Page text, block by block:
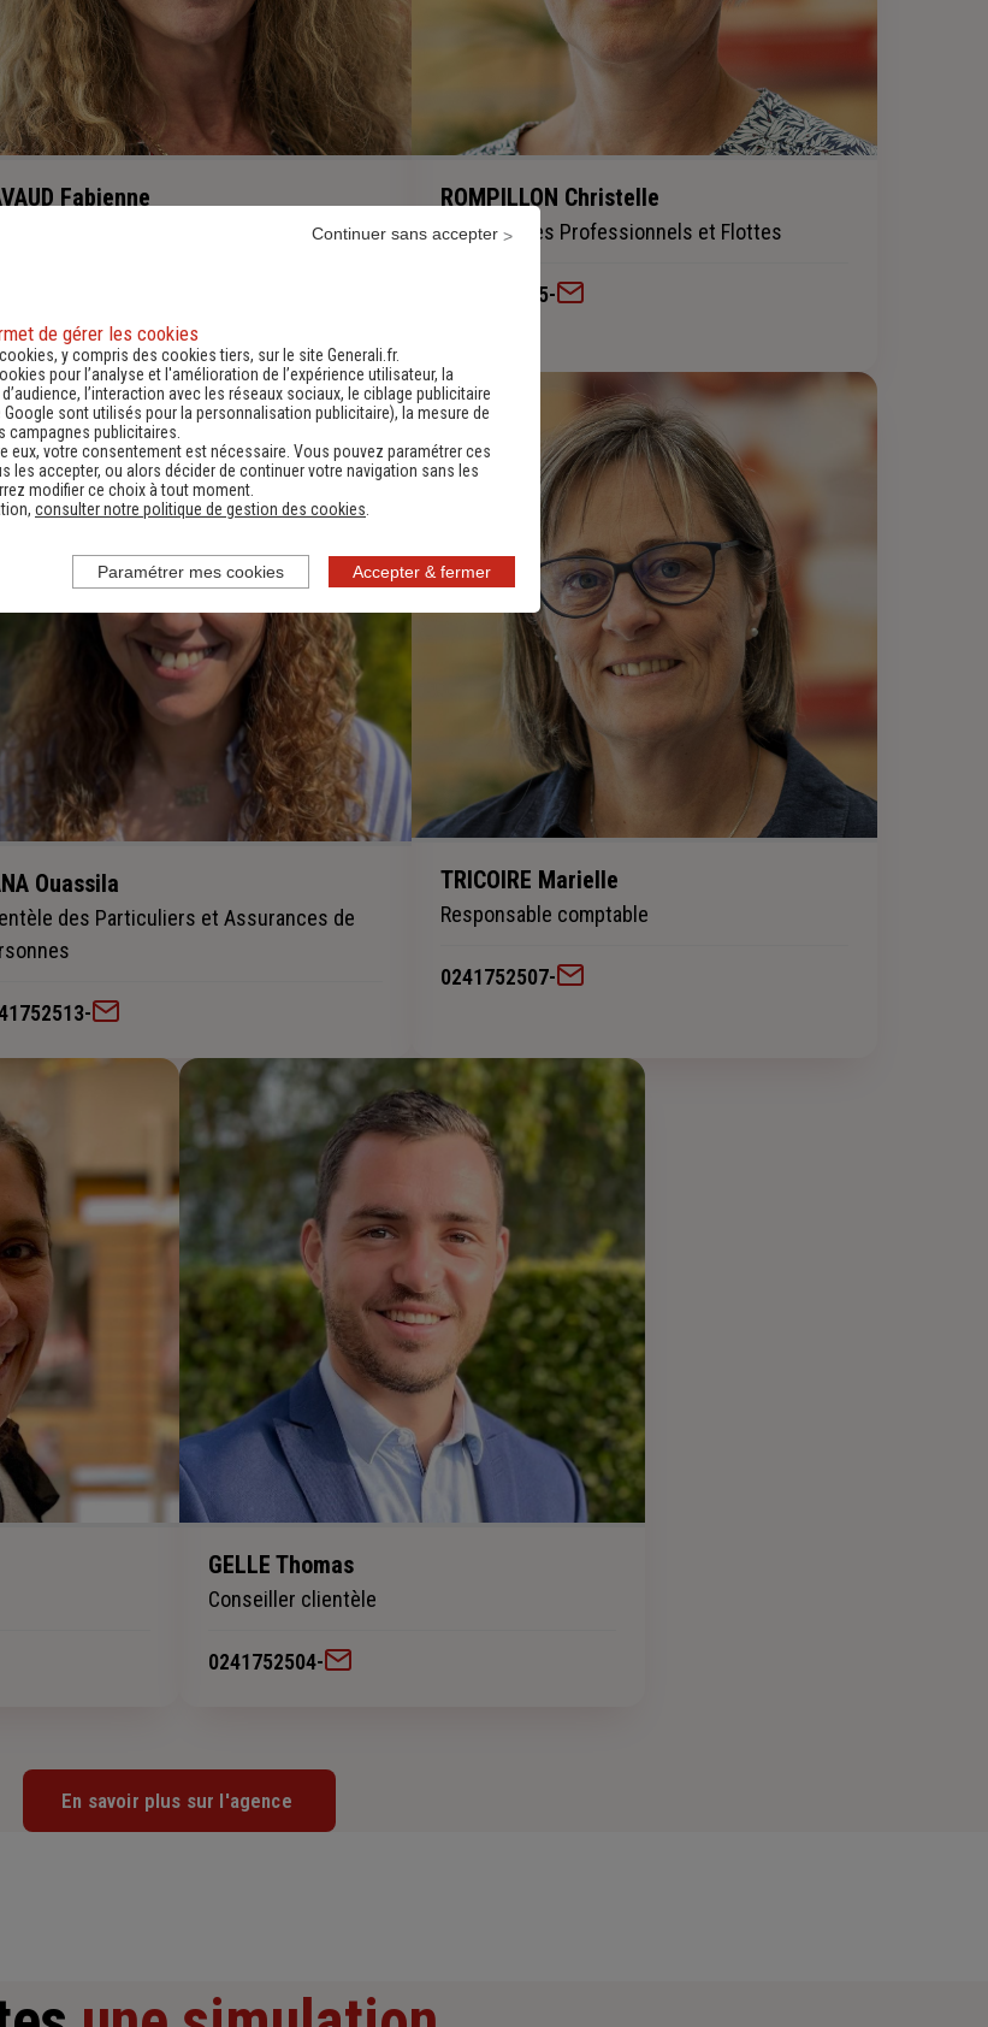
Fabienne
des Professionnels et Flottes
ROMPILLON Christelle
Clientèle des Professionnels et Flottes
0241752515-
Ouassila
des Particuliers et Assurances de
-
TRICOIRE Marielle
Responsable comptable
0241752507-
GELLE Thomas
Conseiller clientèle
0241752504-
En savoir plus sur l'agence
de gérer les cookies
y compris des cookies tiers, sur le site Generali.fr.
pour l’analyse et l'amélioration de l’expérience utilisateur, la
l’interaction avec les réseaux sociaux, le ciblage publicitaire
Google sont utilisés pour la personnalisation publicitaire), la mesure de
campagnes publicitaires.
eux, votre consentement est nécessaire. Vous pouvez paramétrer ces
les accepter, ou alors décider de continuer votre navigation sans les
modifier ce choix à tout moment.
consulter notre politique de gestion des cookies
Accepter & fermer
Continuer sans accepter
Paramétrer mes cookies